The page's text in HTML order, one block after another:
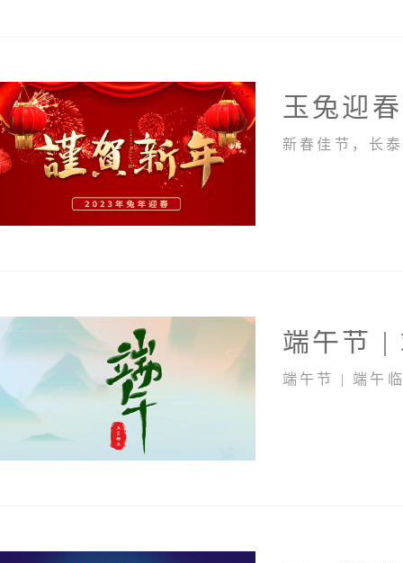
玉兔迎
新春佳节，长
端午节 |
端午节 | 端午